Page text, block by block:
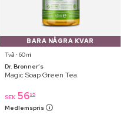
BARA NÅGRA KVAR
Tvål ⋅ 60 ml
Dr. Bronner’s
Magic Soap Green Tea
SEK 5695
Medlemspris